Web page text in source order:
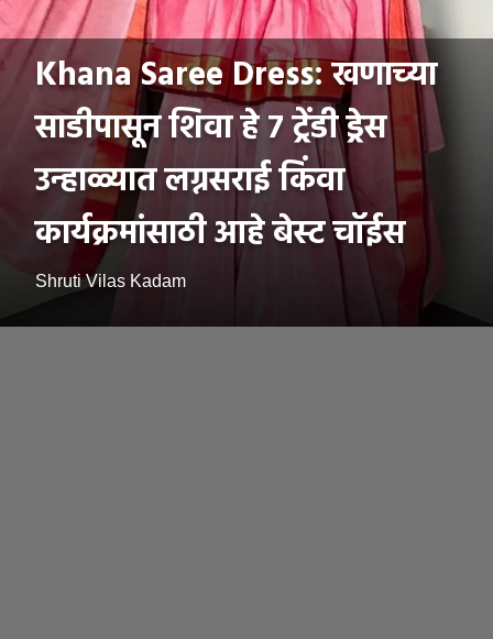
Khana Saree Dress: खणाच्या
साडीपासून शिवा हे ७ ट्रेंडी ड्रेस
उन्हाळ्यात लग्नसराई किंवा
कार्यक्रमांसाठी आहे बेस्ट चॉईस
Shruti Vilas Kadam